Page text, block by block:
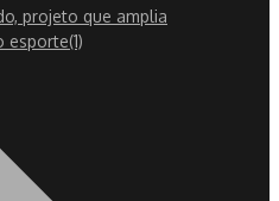
projeto que amplia
esporte(1)